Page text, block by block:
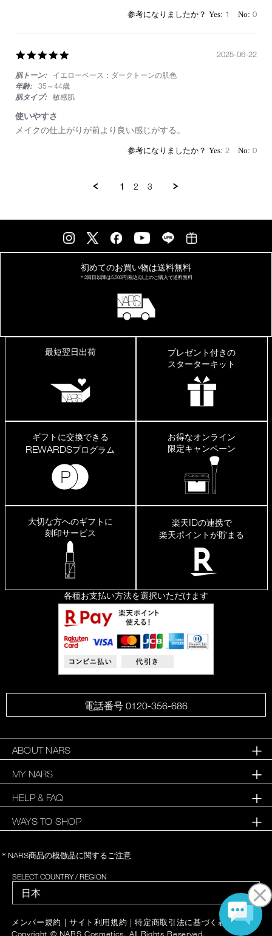
良
1 0
rating
肌トーン:
イエローベース：ダークトーンの肌色
年齢:
35～44歳
肌タイプ:
敏感肌
使いやすさ
Review
review
メイクの仕上がりが前より良い感じがする。
2025-06-22
2 0
1 2 3
初めてのお買い物は送料無料
＊2回目以降は5,500円(税込)以上のご購入で送料無料
最短翌日出荷
プレゼント付きの
スターターキット
ギフトに交換できる
REWARDSプログラム
お得なオンライン
限定キャンペーン
大切な方へのギフトに
刻印サービス
楽天IDの連携で
楽天ポイントが貯まる
各種お支払い方法を選択いただけます
電話番号 0120-356-686
ABOUT NARS
MY NARS
HELP & FAQ
WAYS TO SHOP
＊NARS商品の模倣品に関するご注意
SELECT COUNTRY / REGION
メンバー規約 | サイト利用規約 |特定商取引法に基づく表記|
Copyright © NARS Cosmetics. All Rights Reserved.